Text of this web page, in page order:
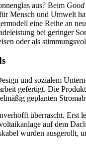
aus? Beim
Mensch und Umwelt
eine Reihe an
bei geringer
oder als
und sozialem
gefertigt. Die
geplanten
überrascht. Erst
auf dem
wurden